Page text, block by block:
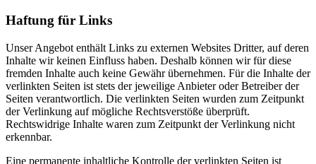
Haftung für Links
Unser Angebot enthält Links zu externen Websites Dritter, auf deren
Inhalte wir keinen Einfluss haben. Deshalb können wir für diese
fremden Inhalte auch keine Gewähr übernehmen. Für die Inhalte der
verlinkten Seiten ist stets der jeweilige Anbieter oder Betreiber der
Seiten verantwortlich. Die verlinkten Seiten wurden zum Zeitpunkt
der Verlinkung auf mögliche Rechtsverstöße überprüft.
Rechtswidrige Inhalte waren zum Zeitpunkt der Verlinkung nicht
erkennbar.
Eine permanente inhaltliche Kontrolle der verlinkten Seiten ist